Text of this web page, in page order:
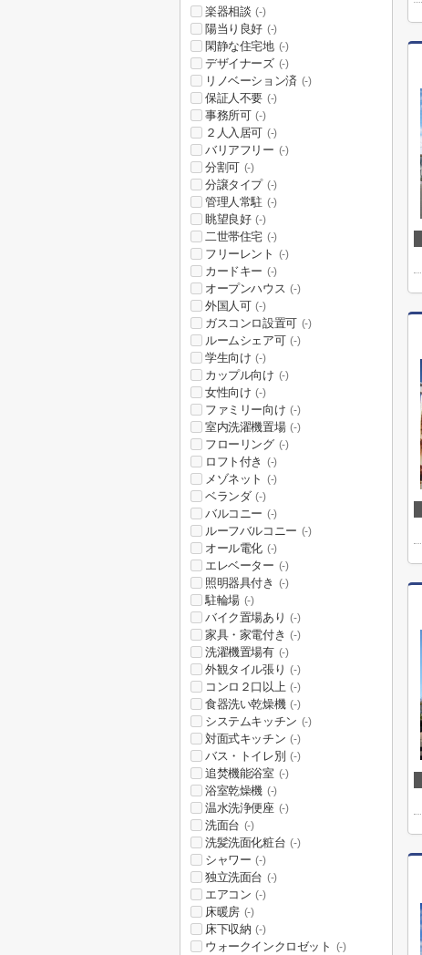
楽器相談 (-)
陽当り良好 (-)
閑静な住宅地 (-)
デザイナーズ (-)
リノベーション済 (-)
保証人不要 (-)
事務所可 (-)
２人入居可 (-)
バリアフリー (-)
分割可 (-)
分譲タイプ (-)
管理人常駐 (-)
眺望良好 (-)
二世帯住宅 (-)
フリーレント (-)
カードキー (-)
オープンハウス (-)
外国人可 (-)
ガスコンロ設置可 (-)
ルームシェア可 (-)
学生向け (-)
カップル向け (-)
女性向け (-)
ファミリー向け (-)
室内洗濯機置場 (-)
フローリング (-)
ロフト付き (-)
メゾネット (-)
ベランダ (-)
バルコニー (-)
ルーフバルコニー (-)
オール電化 (-)
エレベーター (-)
照明器具付き (-)
駐輪場 (-)
バイク置場あり (-)
家具・家電付き (-)
洗濯機置場有 (-)
外観タイル張り (-)
コンロ２口以上 (-)
食器洗い乾燥機 (-)
システムキッチン (-)
対面式キッチン (-)
バス・トイレ別 (-)
追焚機能浴室 (-)
浴室乾燥機 (-)
温水洗浄便座 (-)
洗面台 (-)
洗髪洗面化粧台 (-)
シャワー (-)
独立洗面台 (-)
エアコン (-)
床暖房 (-)
床下収納 (-)
ウォークインクロゼット (-)